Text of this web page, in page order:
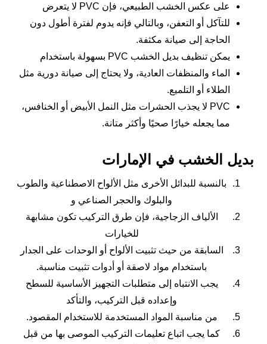
على عكس الخشب الطبيعي، فإن PVC لا يتعرض
للتآكل أو التعفن، وبالتالي فإنه يدوم لفترة أطول دون
الحاجة إلى صيانة مكثفة.
يمكن تنظيف بديل الخشب PVC بسهولة باستخدام
الماء والمنظفات العادية، ولا يحتاج إلى صيانة دورية مثل
الطلاء أو التلميع.
PVC لا يجذب الحشرات مثل النمل الأبيض أو الخنافس،
مما يجعله خيارًا صحيًا وأكثر متانة.
بديل الخشب في الإمارات
بالنسبة للبدائل الأخرى مثل الألواح الاصطناعية والطوب
والبلوك والحجر الصناعي و
الألياف الزجاجية، فإن طرق التركيب تكون مشابهة
للخيارات
السابقة من حيث تثبيت الألواح أو الوحدات على الجدار
باستخدام مواد لاصقة أو أدوات تثبيت مناسبة.
يجب الانتباه إلى متطلبات التجهيز الأساسية للسطح
وإعداده قبل التركيب، والتأكد
من مناسبة المواد المستخدمة للاستخدام المقصود.
كما يجب اتباع تعليمات التركيب الموصى بها من قبل